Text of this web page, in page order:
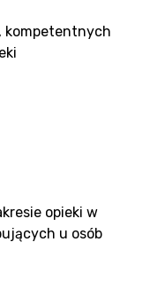
kompetentnych
opieki w
u osób